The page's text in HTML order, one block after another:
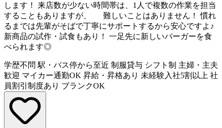
します！ 来店数が少ない時間帯は、1人で複数の作業を担当
することもありますが、 難しいことはありません！ 慣れ
るまでは先輩がそばで丁寧にサポートするから安心ですよ♪
新商品の試作・試食もあり！ 一足先に新しいバーガーを食
べられます◎
学歴不問 駅・バス停から至近 制服貸与 シフト制 主婦・主夫
歓迎 マイカー通勤OK 昇給・昇格あり 未経験入社5割以上 社
員割引制度あり ブランクOK